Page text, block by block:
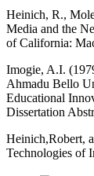
Heinich, R.,
Media and the
of California:
Imogie, A.I.
Ahmadu Bello
Educational
Dissertation
Heinich,Robert,
Technologies of